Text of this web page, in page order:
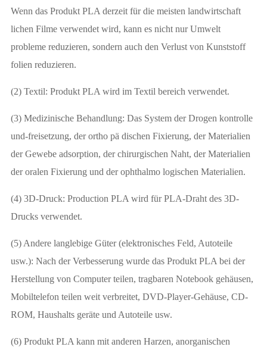
Wenn das Produkt PLA derzeit für die meisten landwirtschaft
lichen Filme verwendet wird, kann es nicht nur Umwelt
probleme reduzieren, sondern auch den Verlust von Kunststoff
folien reduzieren.
(2) Textil: Produkt PLA wird im Textil bereich verwendet.
(3) Medizinische Behandlung: Das System der Drogen kontrolle
und-freisetzung, der ortho pä dischen Fixierung, der Materialien
der Gewebe adsorption, der chirurgischen Naht, der Materialien
der oralen Fixierung und der ophthalmo logischen Materialien.
(4) 3D-Druck: Production PLA wird für PLA-Draht des 3D-
Drucks verwendet.
(5) Andere langlebige Güter (elektronisches Feld, Autoteile
usw.): Nach der Verbesserung wurde das Produkt PLA bei der
Herstellung von Computer teilen, tragbaren Notebook gehäusen,
Mobiltelefon teilen weit verbreitet, DVD-Player-Gehäuse, CD-
ROM, Haushalts geräte und Autoteile usw.
(6) Produkt PLA kann mit anderen Harzen, anorganischen